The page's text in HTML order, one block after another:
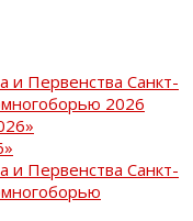
и Первенства Санкт-
2026
и Первенства Санкт-